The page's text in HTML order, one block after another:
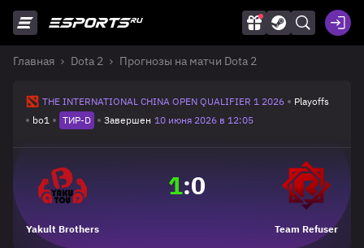
Главная Dota 2 Прогнозы на матчи Dota 2
THE INTERNATIONAL CHINA OPEN QUALIFIER 1 2026
Playoffs
bo1
ТИР-D Завершен 10 июня 2026 в 12:05
Yakult Brothers
1:0
Team Refuser